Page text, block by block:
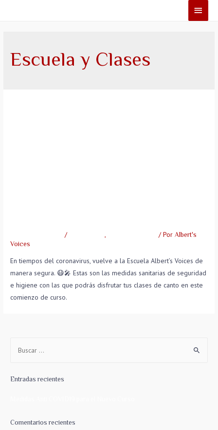
Escuela y Clases
/ , / PorAlbert's
Voices
En tiempos del coronavirus, vuelve a la Escuela Albert’s Voices de
manera segura. 😷🎤 Estas son las medidas sanitarias de seguridad
e higiene con las que podrás disfrutar tus clases de canto en este
comienzo de curso.
Entradas recientes
Comentarios recientes